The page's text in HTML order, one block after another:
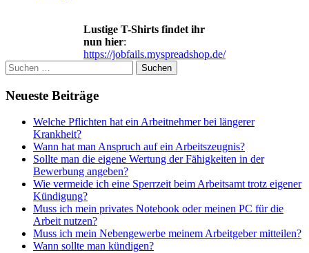
Lustige T-Shirts findet ihr
nun hier:
https://jobfails.myspreadshop.de/
Suchen
nach:
Neueste Beiträge
Welche Pflichten hat ein Arbeitnehmer bei längerer
Krankheit?
Wann hat man Anspruch auf ein Arbeitszeugnis?
Sollte man die eigene Wertung der Fähigkeiten in der
Bewerbung angeben?
Wie vermeide ich eine Sperrzeit beim Arbeitsamt trotz eigener
Kündigung?
Muss ich mein privates Notebook oder meinen PC für die
Arbeit nutzen?
Muss ich mein Nebengewerbe meinem Arbeitgeber mitteilen?
Wann sollte man kündigen?